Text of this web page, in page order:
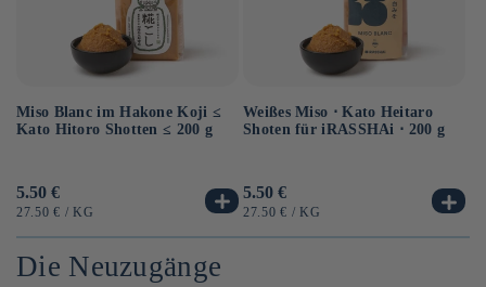
Miso Blanc im Hakone Koji ≤
Kato Hitoro Shotten ≤ 200 g
Normaler
Preis
5.50 €
GRUNDPREIS
27.50 € / PRO
KG
Weißes Miso ⋅ Kato Heitaro
Shoten für iRASSHAi ⋅ 200 g
Normaler
Preis
5.50 €
GRUNDPREIS
27.50 € / PRO
KG
Die Neuzugänge